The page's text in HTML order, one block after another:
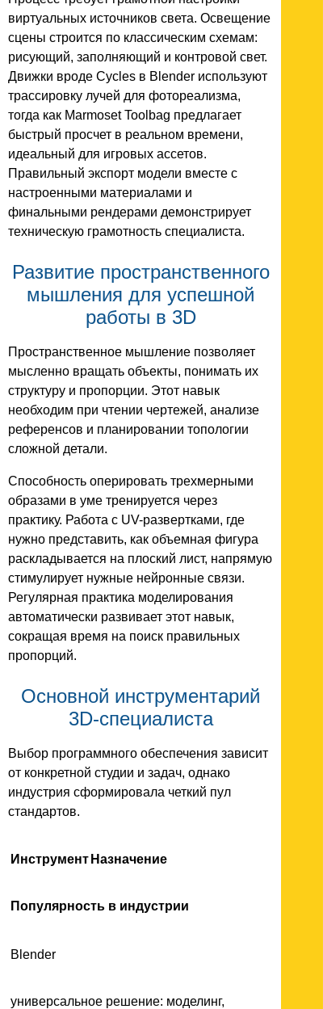
виртуальных источников света. Освещение
сцены строится по классическим схемам:
рисующий, заполняющий и контровой свет.
Движки вроде Cycles в Blender используют
трассировку лучей для фотореализма,
тогда как Marmoset Toolbag предлагает
быстрый просчет в реальном времени,
идеальный для игровых ассетов.
Правильный экспорт модели вместе с
настроенными материалами и
финальными рендерами демонстрирует
техническую грамотность специалиста.
Развитие пространственного
мышления для успешной
работы в 3D
Пространственное мышление позволяет
мысленно вращать объекты, понимать их
структуру и пропорции. Этот навык
необходим при чтении чертежей, анализе
референсов и планировании топологии
сложной детали.
Способность оперировать трехмерными
образами в уме тренируется через
практику. Работа с UV-развертками, где
нужно представить, как объемная фигура
раскладывается на плоский лист, напрямую
стимулирует нужные нейронные связи.
Регулярная практика моделирования
автоматически развивает этот навык,
сокращая время на поиск правильных
пропорций.
Основной инструментарий
3D-специалиста
Выбор программного обеспечения зависит
от конкретной студии и задач, однако
индустрия сформировала четкий пул
стандартов.
Инструмент Назначение
Популярность в индустрии
Blender
универсальное решение: моделинг,